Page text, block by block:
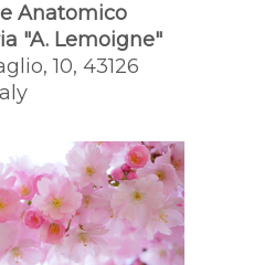
Anatomico
"A. Lemoigne"
10, 43126